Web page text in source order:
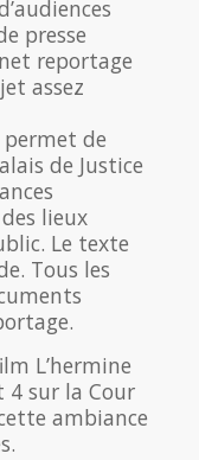
presse
reportage
assez
de
de Justice
lieux
Le texte
Tous les
L’hermine
4 sur la Cour
ambiance